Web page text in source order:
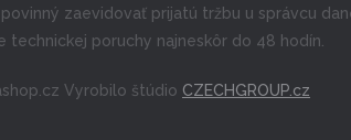
zaevidovať prijatú tržbu u správcu
technickej poruchy najneskôr do 48 hodín.
Vyrobilo štúdio CZECHGROUP.cz